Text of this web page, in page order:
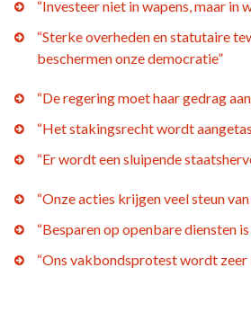
“Investeer niet in wapens, maar in
“Sterke overheden en statutaire
beschermen onze democratie”
“De regering moet haar gedrag
“Het stakingsrecht wordt
“Er wordt een sluipende
“Onze acties krijgen veel steun
“Besparen op openbare diensten
“Ons vakbondsprotest wordt zeer